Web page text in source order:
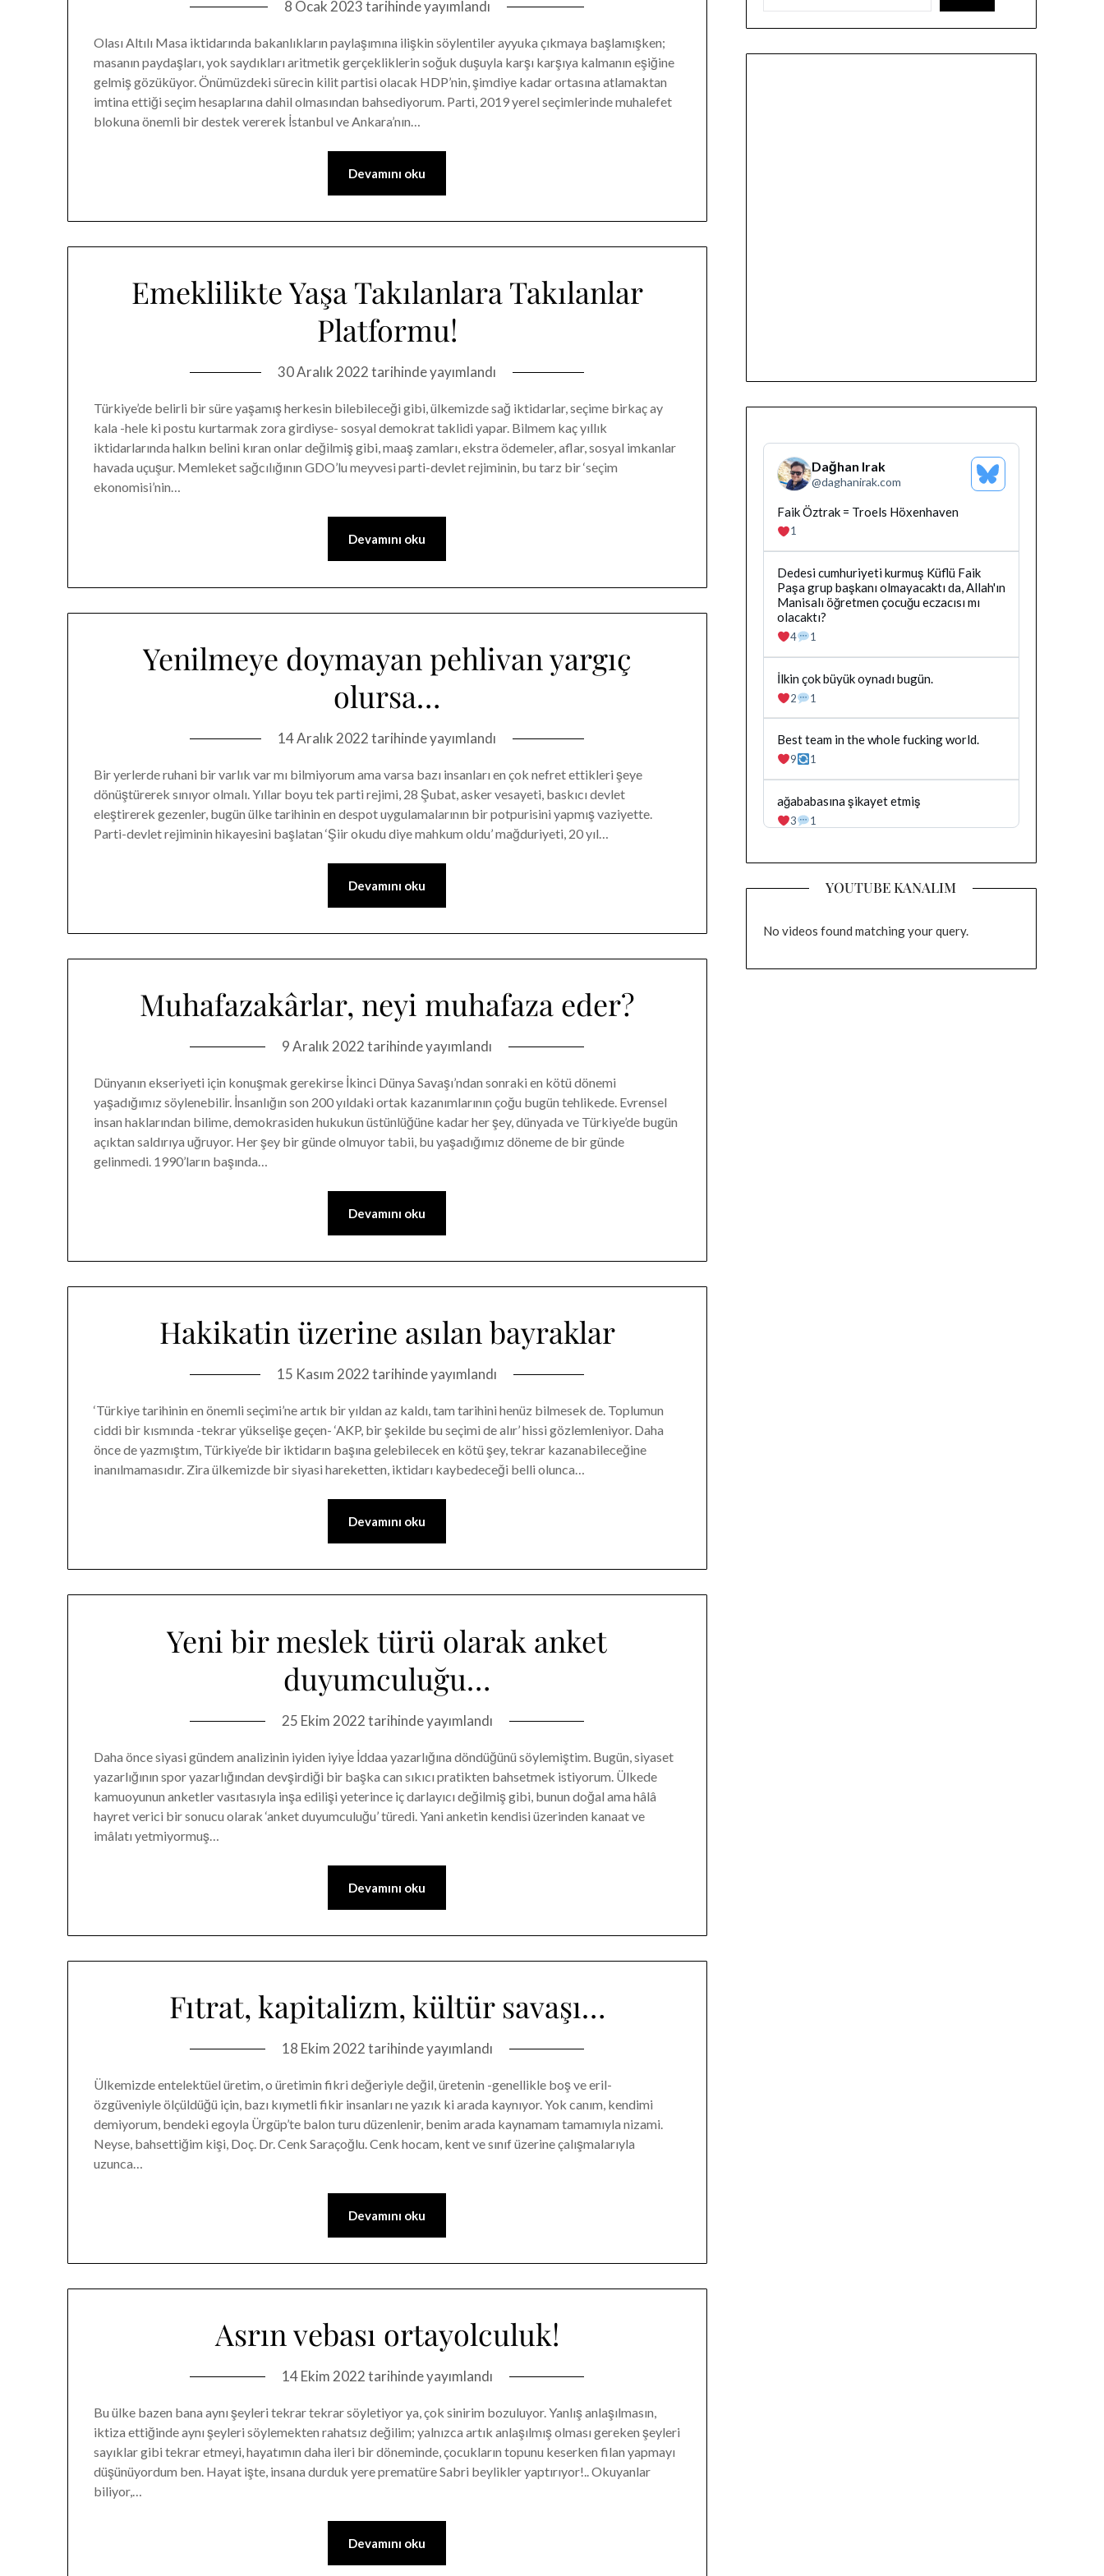
8 Ocak 2023tarihinde yayımlandı
Olası Altılı Masa iktidarında bakanlıkların paylaşımına ilişkin söylentiler ayyuka çıkmaya başlamışken;
masanın paydaşları, yok saydıkları aritmetik gerçekliklerin soğuk duşuyla karşı karşıya kalmanın eşiğine
gelmiş gözüküyor. Önümüzdeki sürecin kilit partisi olacak HDP’nin, şimdiye kadar ortasına atlamaktan
imtina ettiği seçim hesaplarına dahil olmasından bahsediyorum. Parti, 2019 yerel seçimlerinde muhalefet
blokuna önemli bir destek vererek İstanbul ve Ankara’nın…
Devamını oku
Emeklilikte Yaşa Takılanlara Takılanlar
Platformu!
30 Aralık 2022tarihinde yayımlandı
Türkiye’de belirli bir süre yaşamış herkesin bilebileceği gibi, ülkemizde sağ iktidarlar, seçime birkaç ay
kala -hele ki postu kurtarmak zora girdiyse- sosyal demokrat taklidi yapar. Bilmem kaç yıllık
iktidarlarında halkın belini kıran onlar değilmiş gibi, maaş zamları, ekstra ödemeler, aflar, sosyal imkanlar
havada uçuşur. Memleket sağcılığının GDO’lu meyvesi parti-devlet rejiminin, bu tarz bir ‘seçim
ekonomisi’nin…
Devamını oku
Yenilmeye doymayan pehlivan yargıç
olursa…
14 Aralık 2022tarihinde yayımlandı
Bir yerlerde ruhani bir varlık var mı bilmiyorum ama varsa bazı insanları en çok nefret ettikleri şeye
dönüştürerek sınıyor olmalı. Yıllar boyu tek parti rejimi, 28 Şubat, asker vesayeti, baskıcı devlet
eleştirerek gezenler, bugün ülke tarihinin en despot uygulamalarının bir potpurisini yapmış vaziyette.
Parti-devlet rejiminin hikayesini başlatan ‘Şiir okudu diye mahkum oldu’ mağduriyeti, 20 yıl…
Devamını oku
Muhafazakârlar, neyi muhafaza eder?
9 Aralık 2022tarihinde yayımlandı
Dünyanın ekseriyeti için konuşmak gerekirse İkinci Dünya Savaşı’ndan sonraki en kötü dönemi
yaşadığımız söylenebilir. İnsanlığın son 200 yıldaki ortak kazanımlarının çoğu bugün tehlikede. Evrensel
insan haklarından bilime, demokrasiden hukukun üstünlüğüne kadar her şey, dünyada ve Türkiye’de bugün
açıktan saldırıya uğruyor. Her şey bir günde olmuyor tabii, bu yaşadığımız döneme de bir günde
gelinmedi. 1990’ların başında…
Devamını oku
Hakikatin üzerine asılan bayraklar
15 Kasım 2022tarihinde yayımlandı
‘Türkiye tarihinin en önemli seçimi’ne artık bir yıldan az kaldı, tam tarihini henüz bilmesek de. Toplumun
ciddi bir kısmında -tekrar yükselişe geçen- ‘AKP, bir şekilde bu seçimi de alır’ hissi gözlemleniyor. Daha
önce de yazmıştım, Türkiye’de bir iktidarın başına gelebilecek en kötü şey, tekrar kazanabileceğine
inanılmamasıdır. Zira ülkemizde bir siyasi hareketten, iktidarı kaybedeceği belli olunca…
Devamını oku
Yeni bir meslek türü olarak anket
duyumculuğu…
25 Ekim 2022tarihinde yayımlandı
Daha önce siyasi gündem analizinin iyiden iyiye İddaa yazarlığına döndüğünü söylemiştim. Bugün, siyaset
yazarlığının spor yazarlığından devşirdiği bir başka can sıkıcı pratikten bahsetmek istiyorum. Ülkede
kamuoyunun anketler vasıtasıyla inşa edilişi yeterince iç darlayıcı değilmiş gibi, bunun doğal ama hâlâ
hayret verici bir sonucu olarak ‘anket duyumculuğu’ türedi. Yani anketin kendisi üzerinden kanaat ve
imâlatı yetmiyormuş…
Devamını oku
Fıtrat, kapitalizm, kültür savaşı…
18 Ekim 2022tarihinde yayımlandı
Ülkemizde entelektüel üretim, o üretimin fikri değeriyle değil, üretenin -genellikle boş ve eril-
özgüveniyle ölçüldüğü için, bazı kıymetli fikir insanları ne yazık ki arada kaynıyor. Yok canım, kendimi
demiyorum, bendeki egoyla Ürgüp’te balon turu düzenlenir, benim arada kaynamam tamamıyla nizami.
Neyse, bahsettiğim kişi, Doç. Dr. Cenk Saraçoğlu. Cenk hocam, kent ve sınıf üzerine çalışmalarıyla
uzunca…
Devamını oku
Asrın vebası ortayolculuk!
14 Ekim 2022tarihinde yayımlandı
Bu ülke bazen bana aynı şeyleri tekrar tekrar söyletiyor ya, çok sinirim bozuluyor. Yanlış anlaşılmasın,
iktiza ettiğinde aynı şeyleri söylemekten rahatsız değilim; yalnızca artık anlaşılmış olması gereken şeyleri
sayıklar gibi tekrar etmeyi, hayatımın daha ileri bir döneminde, çocukların topunu keserken filan yapmayı
düşünüyordum ben. Hayat işte, insana durduk yere prematüre Sabri beylikler yaptırıyor!.. Okuyanlar
biliyor,…
Devamını oku
Dağhan Irak
@daghanirak.com
Bluesky
Profilini
Bluesky'da
Dağhan
Irak
tarafindan
yazilan
gonderiyi
goruntule
Faik Öztrak = Troels Höxenhaven
1
Bluesky'da
Dağhan
Irak
tarafindan
yazilan
gonderiyi
goruntule
Dedesi cumhuriyeti kurmuş Küflü Faik
Paşa grup başkanı olmayacaktı da, Allah'ın
Manisalı öğretmen çocuğu eczacısı mı
olacaktı?
4 1
Bluesky'da
Dağhan
Irak
tarafindan
yazilan
gonderiyi
goruntule
İlkin çok büyük oynadı bugün.
2 1
Bluesky'da
Dağhan
Irak
tarafindan
yazilan
gonderiyi
goruntule
Best team in the whole fucking world.
9 1
Bluesky'da
Dağhan
Irak
yazilan
goruntule
ağababasına şikayet etmiş
3 1
YOUTUBE KANALIM
No videos found matching your query.